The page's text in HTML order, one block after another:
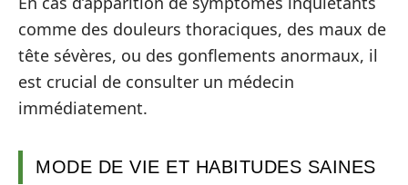
comme des douleurs thoraciques, des maux de
tête sévères, ou des gonflements anormaux, il
est crucial de consulter un médecin
immédiatement.
MODE DE VIE ET HABITUDES SAINES